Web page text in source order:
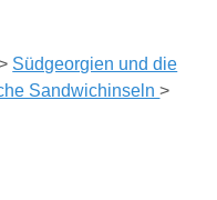
Südgeorgien und die
Sandwichinseln>